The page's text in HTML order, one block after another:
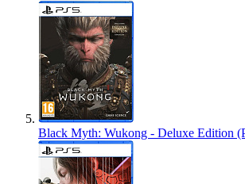
Black Myth: Wukong - Deluxe Edition